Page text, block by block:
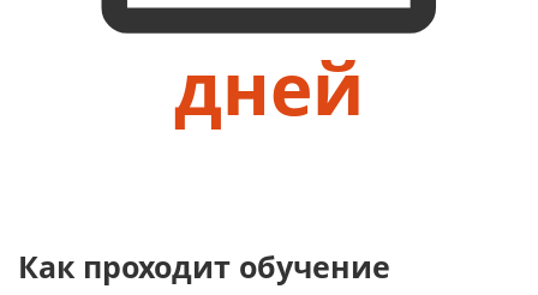
дней
Как проходит обучение